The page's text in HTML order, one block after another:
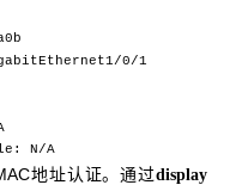
0/1
N/A
地址认证。通过display